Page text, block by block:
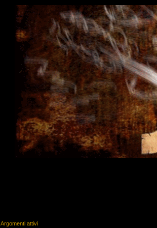
Argomenti attivi